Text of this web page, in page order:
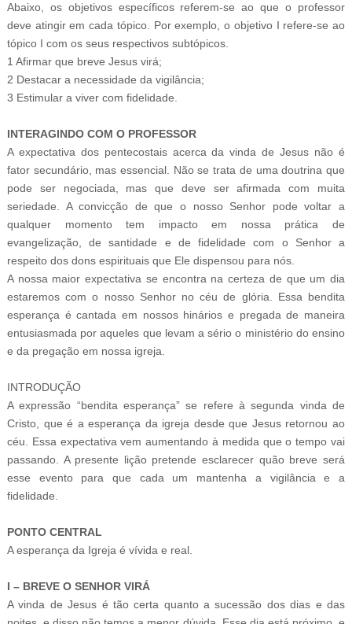
Abaixo, os objetivos específicos referem-se ao que o professor
deve atingir em cada tópico. Por exemplo, o objetivo I refere-se ao
tópico I com os seus respectivos subtópicos.
1 Afirmar que breve Jesus virá;
2 Destacar a necessidade da vigilância;
3 Estimular a viver com fidelidade.
INTERAGINDO COM O PROFESSOR
A expectativa dos pentecostais acerca da vinda de Jesus não é
fator secundário, mas essencial. Não se trata de uma doutrina que
pode ser negociada, mas que deve ser afirmada com muita
seriedade. A convicção de que o nosso Senhor pode voltar a
qualquer momento tem impacto em nossa prática de
evangelização, de santidade e de fidelidade com o Senhor a
respeito dos dons espirituais que Ele dispensou para nós.
A nossa maior expectativa se encontra na certeza de que um dia
estaremos com o nosso Senhor no céu de glória. Essa bendita
esperança é cantada em nossos hinários e pregada de maneira
entusiasmada por aqueles que levam a sério o ministério do ensino
e da pregação em nossa igreja.
INTRODUÇÃO
A expressão “bendita esperança” se refere à segunda vinda de
Cristo, que é a esperança da igreja desde que Jesus retornou ao
céu. Essa expectativa vem aumentando à medida que o tempo vai
passando. A presente lição pretende esclarecer quão breve será
esse evento para que cada um mantenha a vigilância e a
fidelidade.
PONTO CENTRAL
A esperança da Igreja é vívida e real.
I – BREVE O SENHOR VIRÁ
A vinda de Jesus é tão certa quanto a sucessão dos dias e das